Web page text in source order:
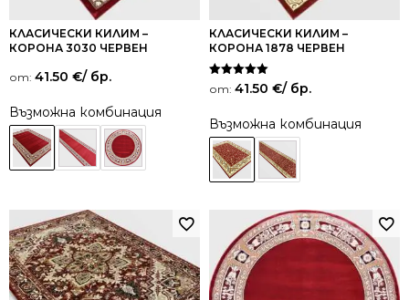
КЛАСИЧЕСКИ КИЛИМ –
КОРОНА 3030 ЧЕРВЕН
от: 41.50 €/ бр.
Възможна комбинация
КЛАСИЧЕСКИ КИЛИМ –
КОРОНА 1878 ЧЕРВЕН
Оценено на
5.00
от: 41.50 €/ бр.
Възможна комбинация